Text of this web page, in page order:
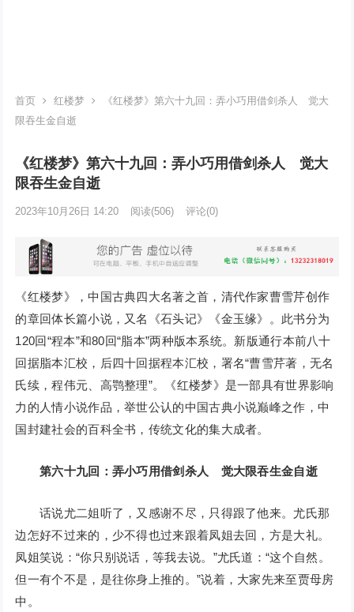
首页 红楼梦
《红楼梦》第六十九回：弄小巧用借剑杀人 觉大
限吞生金自逝
《红楼梦》第六十九回：弄小巧用借剑杀人 觉大
限吞生金自逝
2023年10月26日 14:20 阅读(506) 评论(0)
《红楼梦》，中国古典四大名著之首，清代作家曹雪芹创作
的章回体长篇小说，又名《石头记》《金玉缘》。此书分为
120回“程本”和80回“脂本”两种版本系统。新版通行本前八十
回据脂本汇校，后四十回据程本汇校，署名“曹雪芹著，无名
氏续，程伟元、高鹗整理”。《红楼梦》是一部具有世界影响
力的人情小说作品，举世公认的中国古典小说巅峰之作，中
国封建社会的百科全书，传统文化的集大成者。
第六十九回：弄小巧用借剑杀人 觉大限吞生金自逝
话说尤二姐听了，又感谢不尽，只得跟了他来。尤氏那
边怎好不过来的，少不得也过来跟着凤姐去回，方是大礼。
凤姐笑说：“你只别说话，等我去说。”尤氏道：“这个自然。
但一有个不是，是往你身上推的。”说着，大家先来至贾母房
中。